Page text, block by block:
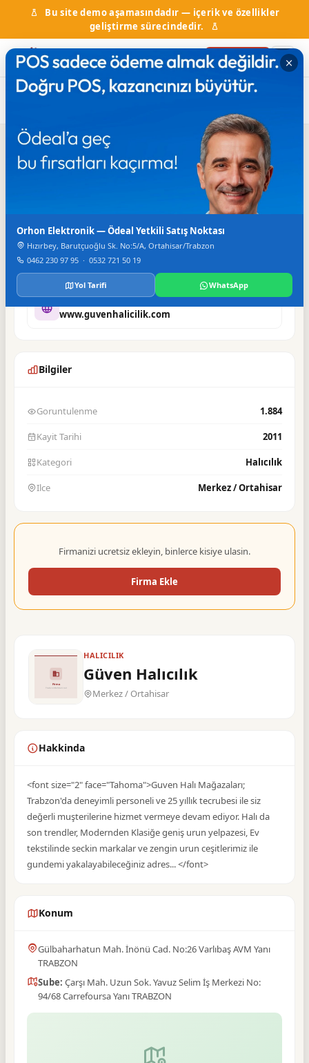
Bu site demo aşamasındadır — içerik ve özellikler
geliştirme sürecindedir.
Firma Ekle
Ana Sayfa Firma Rehberi Güven Halıcılık
HALICILIK
Güven Halıcılık
Merkez / Ortahisar
Hakkinda
<font size="2" face="Tahoma">Guven Halı Mağazaları;
Trabzon'da deneyimli personeli ve 25 yıllık tecrubesi ile siz
değerli muşterilerine hizmet vermeye devam ediyor. Halı da
son trendler, Modernden Klasiğe geniş urun yelpazesi, Ev
tekstilinde seckin markalar ve zengin urun ceşitlerimiz ile
gundemi yakalayabileceğiniz adres... </font>
Konum
Gülbaharhatun Mah. İnönü Cad. No:26 Varlıbaş AVM Yanı
TRABZON
Sube: Çarşı Mah. Uzun Sok. Yavuz Selim İş Merkezi No:
94/68 Carrefoursa Yanı TRABZON
+90 462 223 07 91
E-POSTA
info@guvenhalicilik.com
www.guvenhalicilik.com
Bilgiler
Goruntulenme 1.884
Kayit Tarihi 2011
Kategori Halıcılık
Ilce Merkez / Ortahisar
Firmanizi ucretsiz ekleyin, binlerce kisiye ulasin.
Firma Ekle
Orhon Elektronik — Ödeal Yetkili Satış Noktası
Hızırbey, Barutçuoğlu Sk. No:5/A, Ortahisar/Trabzon
0462 230 97 95 · 0532 721 50 19
Yol Tarifi WhatsApp